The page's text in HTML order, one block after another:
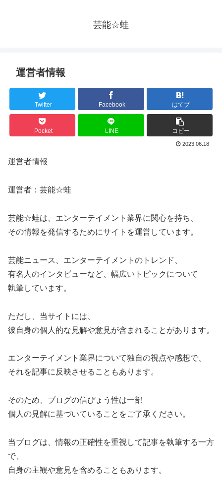
芸能☆蛙
運営者情報
Twitter Facebook はてブ
Pocket LINE コピー
2023.06.18
運営者情報
運営者：芸能☆蛙
芸能☆蛙は、エンターテイメント業界に関心を持ち、
その情報を発信するためにサイトを運営しています。
芸能ニュース、エンターテイメントのトレンド、
有名人のインタビューなど、幅広いトピックについて
執筆しています。
ただし、当サイトには、
彼自身の個人的な見解や意見が含まれることがあります。
エンターテイメント業界について独自の視点や感想で、
それを記事に反映させることもあります。
そのため、ブログの信ぴょう性は一部
個人の見解に基づいていることをご了承ください。
当ブログは、情報の正確性を重視して記事を執筆する一方
で、
自身の主観や意見を含めることもあります。